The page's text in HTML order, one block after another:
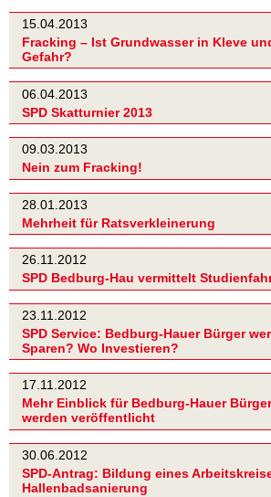
15.04.2013
Fracking – Ist Grundwasser in Kleve
Gefahr?
06.04.2013
SPD Skatturnier 2013
09.03.2013
Nein zum Fracking!
28.01.2013
Mehrheit für Ratsverkleinerung
26.11.2012
SPD Bedburg-Hau vermittelt
23.11.2012
SPD Service: Bedburg-Hauer Bürger
Sparen? Wo Investieren?
17.11.2012
Mehr Einblick für Bedburg-Hauer
werden veröffentlicht
30.06.2012
SPD-Antrag: Bildung eines
Hallenbadsanierung